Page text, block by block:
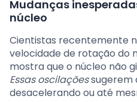
Mudanças
núcleo
Cientistas recentemente
velocidade de rotação do
mostra que o núcleo não
Essas oscilaçõessugerem
desacelerando ou até